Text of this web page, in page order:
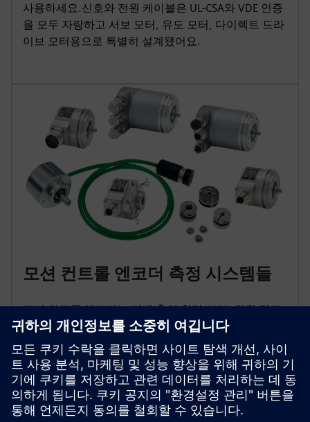
사용하세요.신호와 전원 케이블은 UL-CSA와 VDE 인증
을 모두 자랑하고 서보 모터, 유도 모터, 다이렉트 드라
이브 모터용으로 특별히 설계됐어요.
모션 컨트롤 엔코더 측정 시스템들
모션 컨트롤 엔코더는 기계 축의 횡단 거리, 회전 각도,
속도 또는 위치를 감지해요.제어 시스템에 사용할 샤프
트, 축, 모터에 이 직접 광전자 측정 시스템을 장착하세
요.